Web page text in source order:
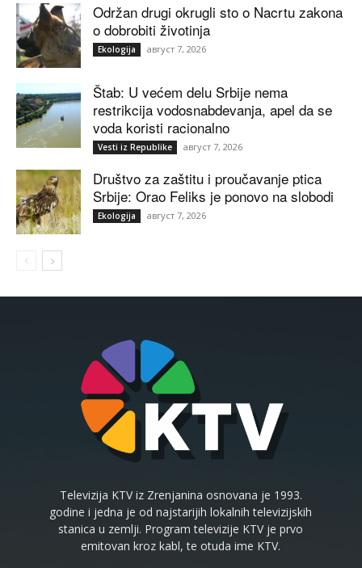
Održan drugi okrugli sto o Nacrtu zakona
o dobrobiti životinja
Ekologija август 7, 2026
Štab: U većem delu Srbije nema
restrikcija vodosnabdevanja, apel da se
voda koristi racionalno
Vesti iz Republike август 7, 2026
Društvo za zaštitu i proučavanje ptica
Srbije: Orao Feliks je ponovo na slobodi
Ekologija август 7, 2026
Televizija KTV iz Zrenjanina osnovana je 1993.
godine i jedna je od najstarijih lokalnih televizijskih
stanica u zemlji. Program televizije KTV je prvo
emitovan kroz kabl, te otuda ime KTV.